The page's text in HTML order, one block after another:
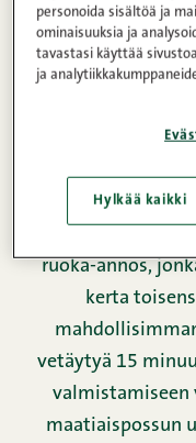
Ohje
ruoka-annos,
kerta
vetäytyä 15
valmistamiseen
maatiaispossun
personoida sisältöä ja
ominaisuuksia ja
tavastasi käyttää
ja
Hylkää kaikki